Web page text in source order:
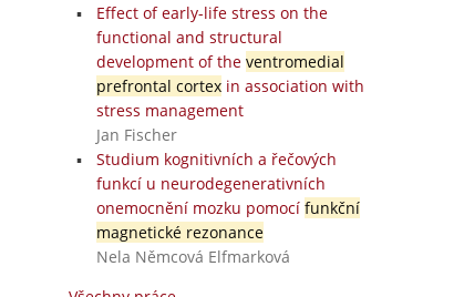
Effect of early-life stress on the
functional and structural
development of the ventromedial
prefrontal cortexin association with
stress management
Jan Fischer
Studium kognitivních a řečových
funkcí u neurodegenerativních
onemocnění mozku pomocí funkční
magnetické rezonance
Nela Němcová Elfmarková